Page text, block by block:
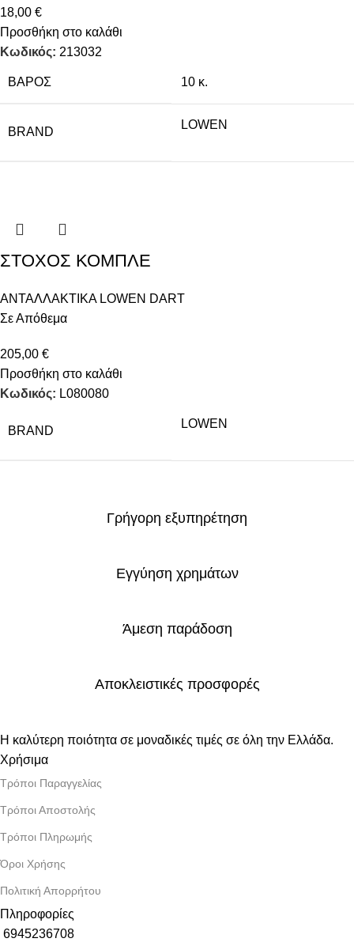
18,00 €
Προσθήκη στο καλάθι
Κωδικός: 213032
ΒΆΡΟΣ 10 κ.
BRAND
LOWEN
ΣΤΟΧΟΣ ΚΟΜΠΛΕ
ΑΝΤΑΛΛΑΚΤΙΚΑ LOWEN DART
Σε Απόθεμα
205,00 €
Προσθήκη στο καλάθι
Κωδικός: L080080
BRAND
LOWEN
Γρήγορη εξυπηρέτηση
Εγγύηση χρημάτων
Άμεση παράδοση
Αποκλειστικές προσφορές
Η καλύτερη ποιότητα σε μοναδικές τιμές σε όλη την Ελλάδα.
Χρήσιμα
Τρόποι Παραγγελίας
Τρόποι Αποστολής
Τρόποι Πληρωμής
Όροι Χρήσης
Πολιτική Απορρήτου
Πληροφορίες
6945236708